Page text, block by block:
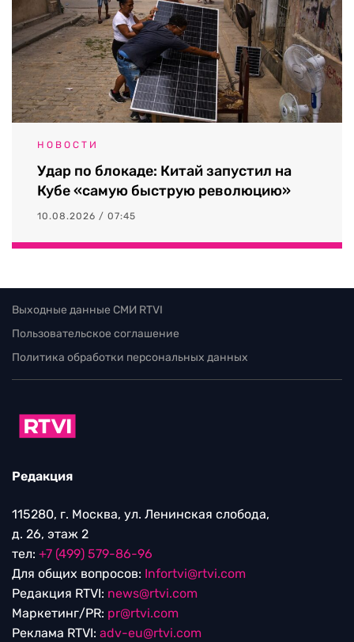
НОВОСТИ
Удар по блокаде: Китай запустил на
Кубе «самую быструю революцию»
10.08.2026 / 07:45
Выходные данные СМИ RTVI
Пользовательское соглашение
Политика обработки персональных данных
Редакция
115280, г. Москва, ул. Ленинская слобода,
д. 26, этаж 2
тел: +7 (499) 579-86-96
Для общих вопросов: Infortvi@rtvi.com
Редакция RTVI: news@rtvi.com
Маркетинг/PR: pr@rtvi.com
Реклама RTVI: adv-eu@rtvi.com